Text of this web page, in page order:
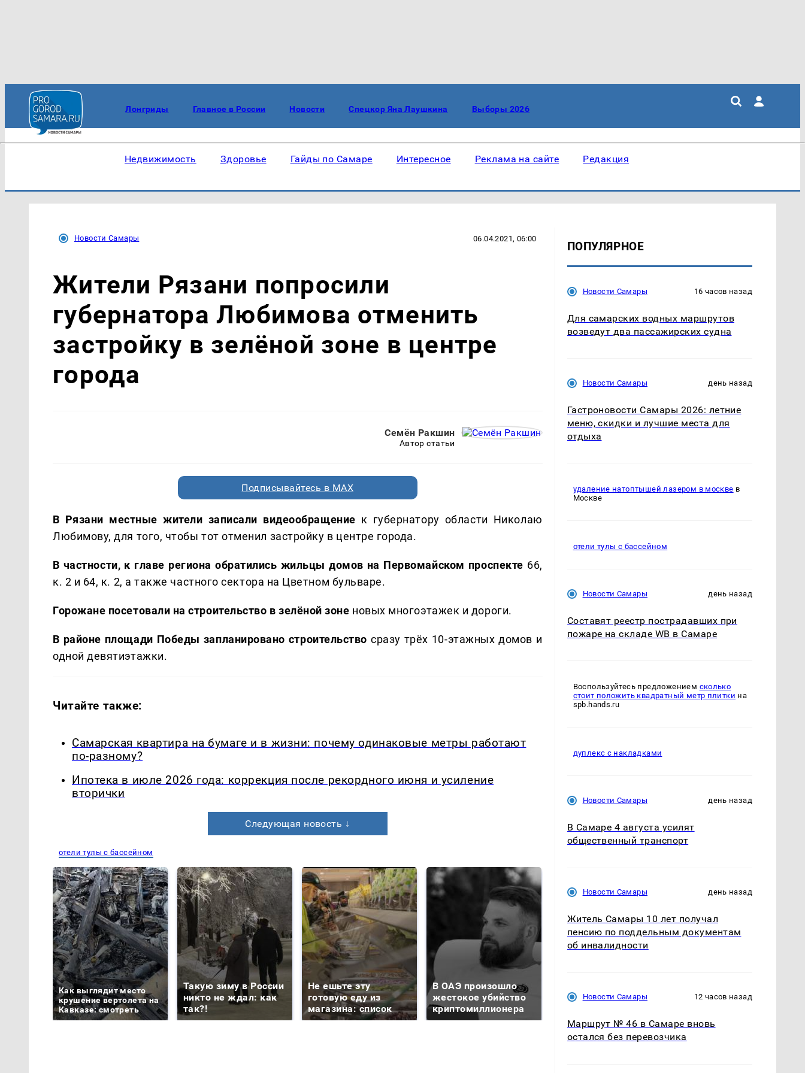
Лонгриды Главное в России Новости Спецкор Яна Лаушкина Выборы 2026
Недвижимость Здоровье Гайды по Самаре Интересное Реклама на сайте Редакция
Новости Самары 06.04.2021, 06:00
Жители Рязани попросили
губернатора Любимова отменить
застройку в зелёной зоне в центре
города
Семён Ракшин
Автор статьи
Подписывайтесь в MAX
В Рязани местные жители записали видеообращение к губернатору области Николаю
Любимову, для того, чтобы тот отменил застройку в центре города.
В частности, к главе региона обратились жильцы домов на Первомайском проспекте 66,
к. 2 и 64, к. 2, а также частного сектора на Цветном бульваре.
Горожане посетовали на строительство в зелёной зоне новых многоэтажек и дороги.
В районе площади Победы запланировано строительство сразу трёх 10-этажных домов и
одной девятиэтажки.
Читайте также:
Самарская квартира на бумаге и в жизни: почему одинаковые метры работают
по-разному?
Ипотека в июле 2026 года: коррекция после рекордного июня и усиление
вторички
Следующая новость ↓
отели тулы с бассейном
Как выглядит место
крушение вертолета на
Кавказе: смотреть
Такую зиму в России
никто не ждал: как
так?!
Не ешьте эту
готовую еду из
магазина: список
В ОАЭ произошло
жестокое убийство
криптомиллионера
Все новости по
падению вертолета на
было с 1945: чего
ПОПУЛЯРНОЕ
Новости Самары 16 часов назад
Для самарских водных маршрутов
возведут два пассажирских судна
Новости Самары день назад
Гастроновости Самары 2026: летние
меню, скидки и лучшие места для
отдыха
удаление натоптышей лазером в москве в
Москве
отели тулы с бассейном
Новости Самары день назад
Составят реестр пострадавших при
пожаре на складе WB в Самаре
Воспользуйтесь предложением сколько
стоит положить квадратный метр плитки на
spb.hands.ru
дуплекс с накладками
Новости Самары день назад
В Самаре 4 августа усилят
общественный транспорт
Новости Самары день назад
Житель Самары 10 лет получал
пенсию по поддельным документам
об инвалидности
Новости Самары 12 часов назад
Маршрут № 46 в Самаре вновь
остался без перевозчика